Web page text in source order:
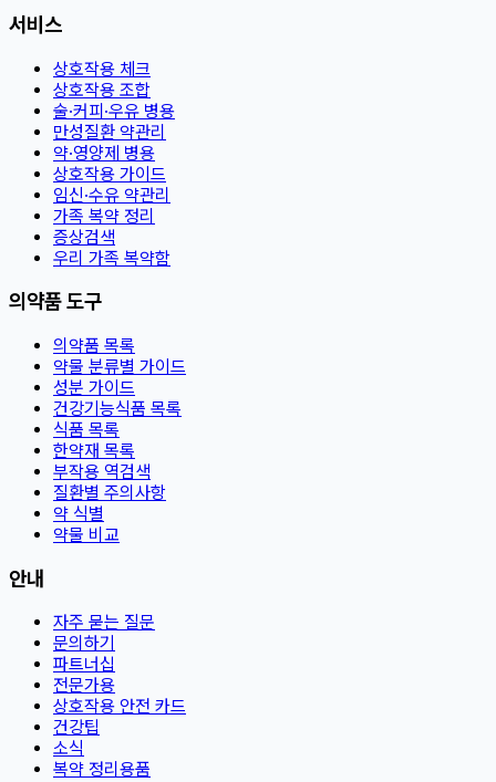
서비스
상호작용 체크
상호작용 조합
술·커피·우유 병용
만성질환 약관리
약·영양제 병용
상호작용 가이드
임신·수유 약관리
가족 복약 정리
증상검색
우리 가족 복약함
의약품 도구
의약품 목록
약물 분류별 가이드
성분 가이드
건강기능식품 목록
식품 목록
한약재 목록
부작용 역검색
질환별 주의사항
약 식별
약물 비교
안내
자주 묻는 질문
문의하기
파트너십
전문가용
상호작용 안전 카드
건강팁
소식
복약 정리용품